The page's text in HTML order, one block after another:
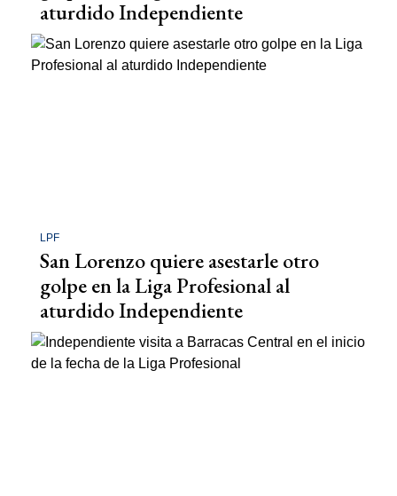
aturdido Independiente
LPF
San Lorenzo quiere asestarle otro
golpe en la Liga Profesional al
aturdido Independiente